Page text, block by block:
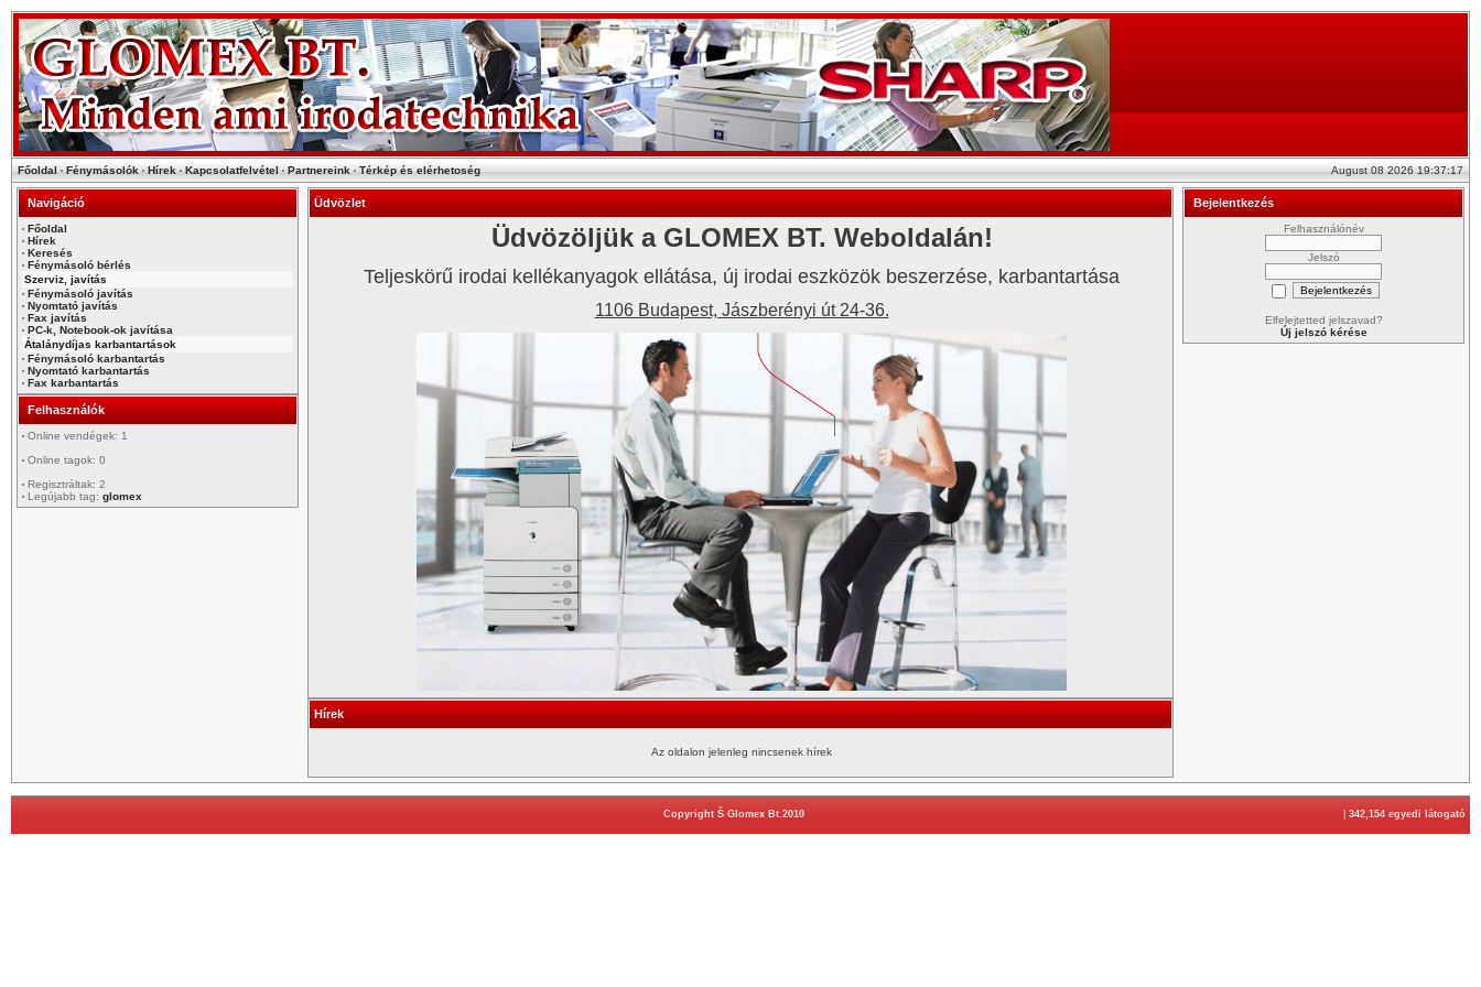
Főoldal Fénymásolók Hírek Kapcsolatfelvétel Partnereink Térkép és elérhetoség August 08 2026 19:37:17
Navigáció
Főoldal
Hírek
Keresés
Fénymásoló bérlés
Szerviz, javítás
Fénymásoló javítás
Nyomtató javítás
Fax javítás
PC-k, Notebook-ok javítása
Átalánydíjas karbantartások
Fénymásoló karbantartás
Nyomtató karbantartás
Fax karbantartás
Felhasználók
Online vendégek: 1
Online tagok: 0
Regisztráltak: 2
Legújabb tag: glomex
Üdvözlet
Üdvözöljük a GLOMEX BT. Weboldalán!
Teljeskörű irodai kellékanyagok ellátása, új irodai eszközök beszerzése, karbantartása
1106 Budapest, Jászberényi út 24-36.
Hírek
Az oldalon jelenleg nincsenek hírek
Bejelentkezés
Felhasználónév
Jelszó
Elfelejtetted jelszavad?
Új jelszó kérése
Copyright Š Glomex Bt.2010 342,154 egyedi látogató